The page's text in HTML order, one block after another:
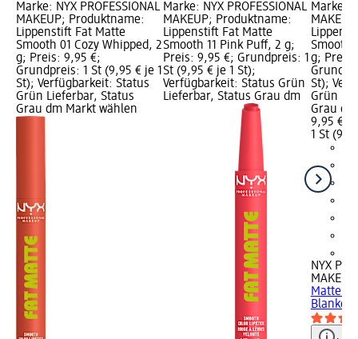
Marke: NYX PROFESSIONAL
MAKEUP; Produktname:
Lippenstift Fat Matte
Smooth 01 Cozy Whipped, 2
g; Preis: 9,95 €;
Grundpreis: 1 St (9,95 € je 1
St); Verfügbarkeit: Status
Grün Lieferbar, Status
Grau dm Markt wählen
Marke: NYX PROFESSIONAL
MAKEUP; Produktname:
Lippenstift Fat Matte
Smooth 11 Pink Puff, 2 g;
Preis: 9,95 €; Grundpreis: 1
St (9,95 € je 1 St);
Verfügbarkeit: Status Grün
Lieferbar, Status Grau dm
Marke:
Smooth
g; Preis:
St);
Grün
Grau
9,95 €
1 St
NYX
MAKEUP
Matte
Blanket,